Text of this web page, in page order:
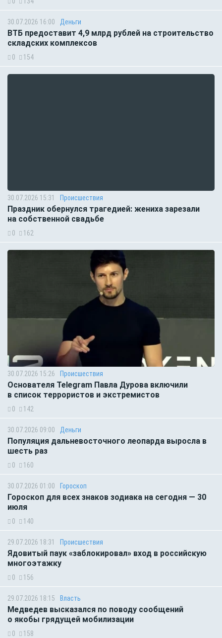
30.07.2026 16:00 Деньги
ВТБ предоставит 4,9 млрд рублей на строительство
складских комплексов
0 154
30.07.2026 15:31 Происшествия
Праздник обернулся трагедией: жениха зарезали
на собственной свадьбе
0 162
30.07.2026 15:26 Происшествия
Основателя Telegram Павла Дурова включили
в список террористов и экстремистов
0 142
30.07.2026 09:00 Деньги
Популяция дальневосточного леопарда выросла в
шесть раз
0 160
30.07.2026 01:00 Гороскоп
Гороскоп для всех знаков зодиака на сегодня — 30
июля
0 140
29.07.2026 18:31 Происшествия
Ядовитый паук «заблокировал» вход в российскую
многоэтажку
0 156
29.07.2026 18:15 Власть
Медведев высказался по поводу сообщений
о якобы грядущей мобилизации
0 158